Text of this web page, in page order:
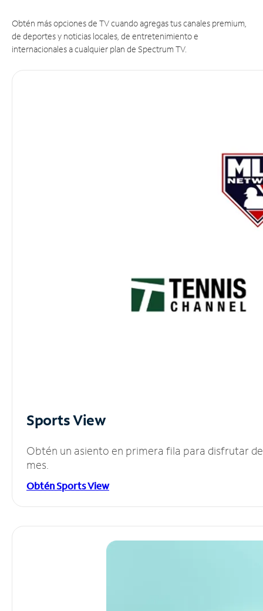
Obtén más opciones de TV cuando agregas tus canales premium,
de deportes y noticias locales, de entretenimiento e
internacionales a cualquier plan de Spectrum TV.
Sports View
Obtén un asiento en primera fila para disfrutar
mes.
Obtén Sports View